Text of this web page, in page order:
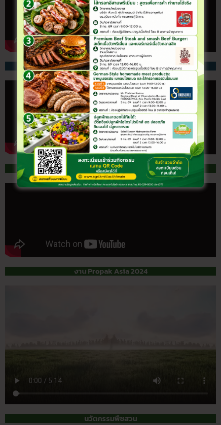
หลักสูตร Agrinovator
สจล. ร่วมกับคาร์กิลล์สยาม
งาน Propak Asia 2024
นวัตกรรมพืชสวน